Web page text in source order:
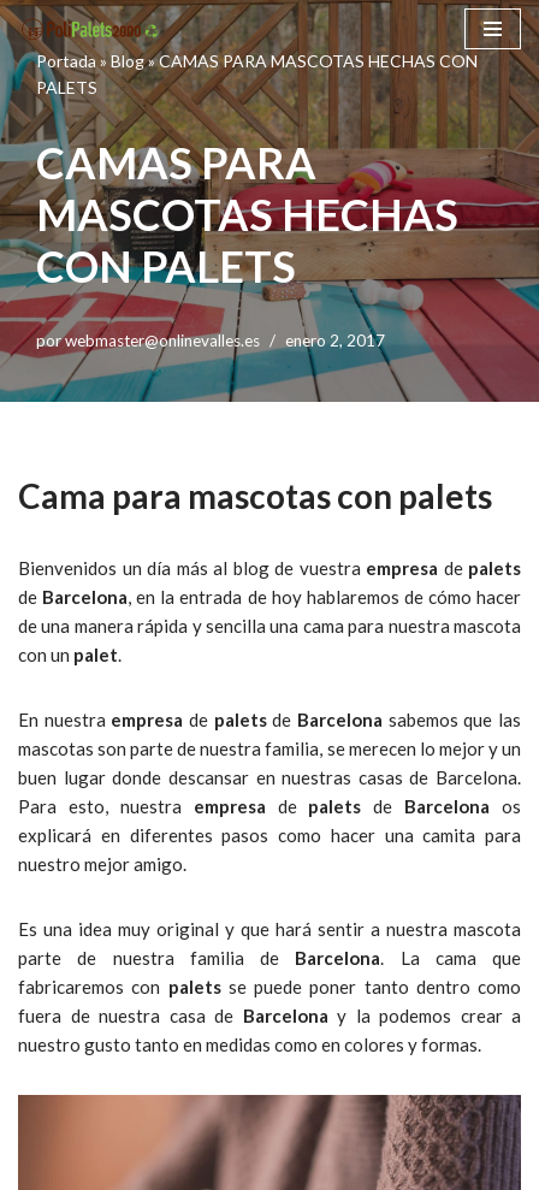
Saltar
al
contenido
Portada» Blog»CAMAS PARA MASCOTAS HECHAS CON
PALETS
CAMAS PARA
MASCOTAS HECHAS
CON PALETS
porwebmaster@onlinevalles.es enero 2, 2017
Cama para mascotas con palets
Bienvenidos un día más al blog de vuestra empresa de palets
de Barcelona, en la entrada de hoy hablaremos de cómo hacer
de una manera rápida y sencilla una cama para nuestra mascota
con un palet.
En nuestra empresa de paletsde Barcelona sabemos que las
mascotas son parte de nuestra familia, se merecen lo mejor y un
buen lugar donde descansar en nuestras casas de Barcelona.
Para esto, nuestra empresa de palets de Barcelona os
explicará en diferentes pasos como hacer una camita para
nuestro mejor amigo.
Es una idea muy original y que hará sentir a nuestra mascota
parte de nuestra familia de Barcelona. La cama que
fabricaremos con paletsse puede poner tanto dentro como
fuera de nuestra casa de Barcelona y la podemos crear a
nuestro gusto tanto en medidas como en colores y formas.